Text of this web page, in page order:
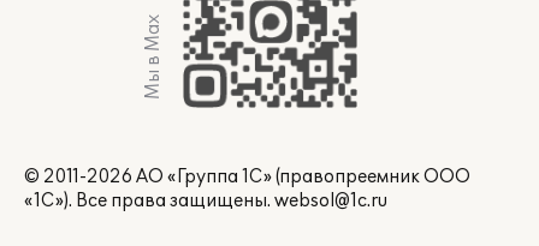
Мы в Max
© 2011-2026 АО «Группа 1С» (правопреемник ООО
«1С»). Все права защищены. websol@1c.ru